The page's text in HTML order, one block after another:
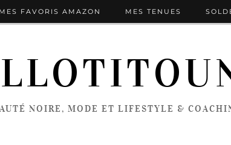
NOIRE, MODE ET LIFESTYLE &
MES FAVORIS AMAZON MES TENUES